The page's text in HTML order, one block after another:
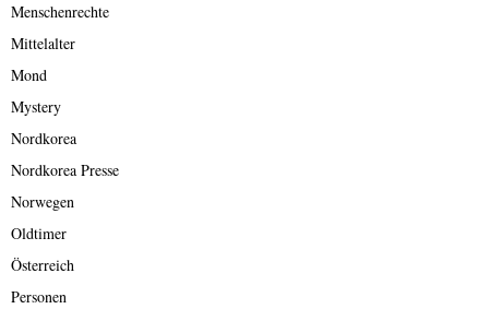
Menschenrechte
Mittelalter
Mond
Mystery
Nordkorea
Nordkorea Presse
Norwegen
Oldtimer
Österreich
Personen